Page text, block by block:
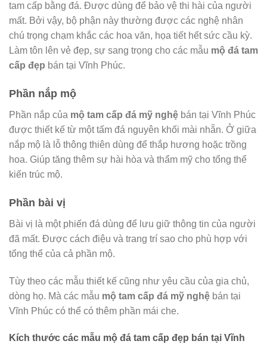
tam cấp bằng đá. Được dùng để bảo vệ thi hài của người
mất. Bởi vậy, bộ phận này thường được các nghệ nhân
chú trọng chạm khắc các hoa văn, họa tiết hết sức cầu kỳ.
Làm tôn lên vẻ đẹp, sự sang trọng cho các mẫu mộ đá tam
cấp đẹp bán tại Vĩnh Phúc.
Phần nắp mộ
Phần nắp của mộ tam cấp đá mỹ nghệ bán tại Vĩnh Phúc
được thiết kế từ một tấm đá nguyên khối mài nhẵn. Ở giữa
nắp mộ là lỗ thông thiên dùng để thắp hương hoặc trồng
hoa. Giúp tăng thêm sự hài hòa và thẩm mỹ cho tổng thể
kiến trúc mộ.
Phần bài vị
Bài vị là một phiến đá dùng để lưu giữ thông tin của người
đã mất. Được cách điệu và trang trí sao cho phù hợp với
tổng thể của cả phần mộ.
Tùy theo các mẫu thiết kế cũng như yêu cầu của gia chủ,
dòng họ. Mà các mẫu mộ tam cấp đá mỹ nghệ bán tại
Vĩnh Phúc có thể có thêm phần mái che.
Kích thước các mẫu mộ đá tam cấp đẹp bán tại Vĩnh